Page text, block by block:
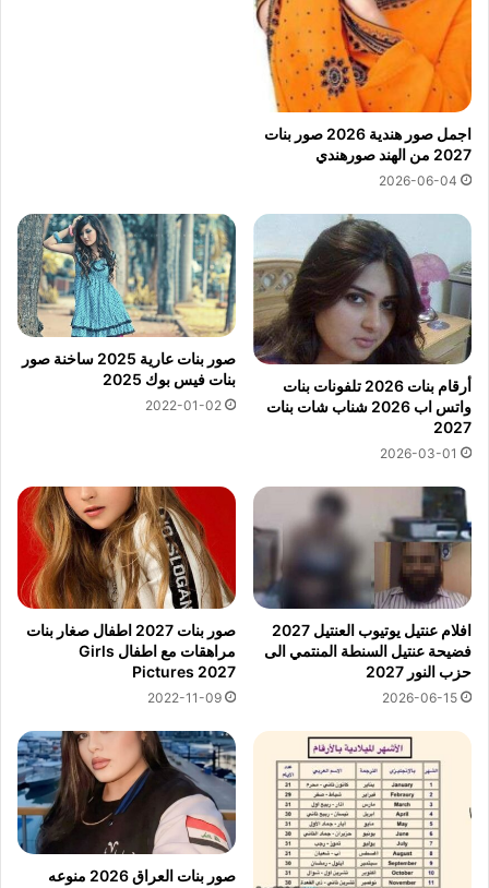
اجمل صور هندية 2026 صور بنات
2027 من الهند صورهندي
2026-06-04
أرقام بنات 2026 تلفونات بنات
واتس اب 2026 شناب شات بنات
2027
2026-03-01
صور بنات عارية 2025 ساخنة صور
بنات فيس بوك 2025
2022-01-02
افلام عنتيل يوتيوب العنتيل 2027
فضيحة عنتيل السنطة المنتمي الى
حزب النور 2027
2026-06-15
صور بنات 2027 اطفال صغار بنات
مراهقات مع اطفال Girls
Pictures 2027
2022-11-09
صور بنات العراق 2026 منوعه